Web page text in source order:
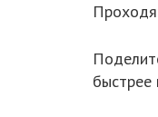
быстрее